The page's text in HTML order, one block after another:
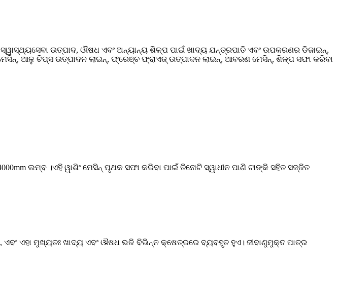
ଉତ୍ପାଦ, ଔଷଧ ଏବଂ ଅନ୍ୟାନ୍ୟ ଶିଳ୍ପ ପାଇଁ ଖାଦ୍ୟ ଯନ୍ତ୍ରପାତି ଏବଂ ଉପକରଣର ଡିଜାଇନ୍,
ଆଳୁ ଚିପ୍ସ ଉତ୍ପାଦନ ଲାଇନ୍, ଫ୍ରେଞ୍ଚ ଫ୍ରାଏଜ୍ ଉତ୍ପାଦନ ଲାଇନ୍, ଆବରଣ ମେସିନ୍, ଶିଳ୍ପ ସଫା କରିବା
ଲମ୍ବ ।ଏହି ୱାଶିଂ ମେସିନ୍ ପୃଥକ ସଫା କରିବା ପାଇଁ ତିନୋଟି ସ୍ୱାଧୀନ ପାଣି ଟାଙ୍କି ସହିତ ସଜ୍ଜିତ
ଏବଂ ଏହା ମୁଖ୍ୟତଃ ଖାଦ୍ୟ ଏବଂ ଔଷଧ ଭଳି ବିଭିନ୍ନ କ୍ଷେତ୍ରରେ ବ୍ୟବହୃତ ହୁଏ। ଜୀବାଣୁମୁକ୍ତ ପାତ୍ର